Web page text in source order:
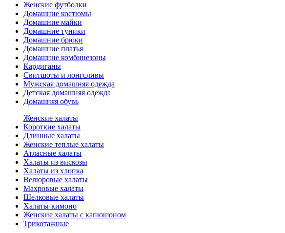
Женские футболки
Домашние костюмы
Домашние майки
Домашние туники
Домашние брюки
Домашние платья
Домашние комбинезоны
Кардиганы
Свитшоты и лонгсливы
Мужская домашняя одежда
Детская домашняя одежда
Домашняя обувь
Женские халаты
Короткие халаты
Длинные халаты
Женские теплые халаты
Атласные халаты
Халаты из вискозы
Халаты из хлопка
Велюровые халаты
Махровые халаты
Шелковые халаты
Халаты-кимоно
Женские халаты с капюшоном
Трикотажные